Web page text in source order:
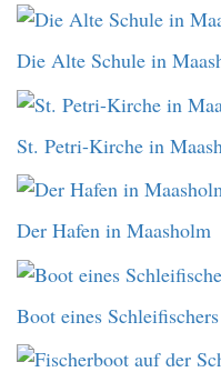
Die Alte Schule in
St. Petri-Kirche in
Der Hafen in Maasholm
Boot eines Schleifischers